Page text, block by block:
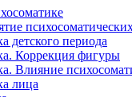
детского периода
Коррекция фигуры
Влияние
лица